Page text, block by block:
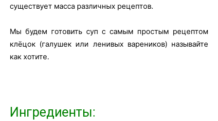
существует масса различных рецептов.
Мы будем готовить суп с самым простым рецептом
клёцок (галушек или ленивых вареников) называйте
как хотите.
Ингредиенты: